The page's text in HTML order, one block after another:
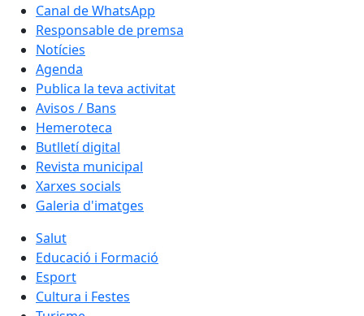
Canal de WhatsApp
Responsable de premsa
Notícies
Agenda
Publica la teva activitat
Avisos / Bans
Hemeroteca
Butlletí digital
Revista municipal
Xarxes socials
Galeria d'imatges
Salut
Educació i Formació
Esport
Cultura i Festes